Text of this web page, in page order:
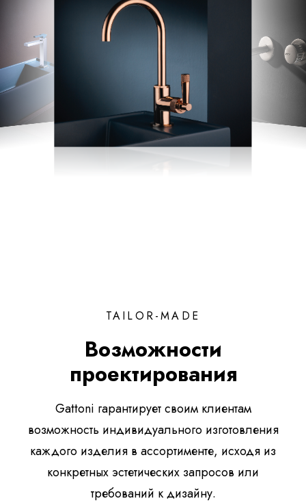
TAILOR-MADE
Возможности
проектирования
Gattoni гарантирует своим клиентам
возможность индивидуального изготовления
каждого изделия в ассортименте, исходя из
конкретных эстетических запросов или
требований к дизайну.